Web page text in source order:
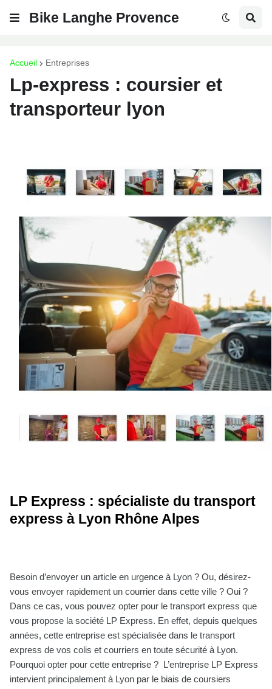
Bike Langhe Provence
Accueil Entreprises
Lp-express : coursier et
transporteur lyon
LP Express : spécialiste du transport
express à Lyon Rhône Alpes
Besoin d’envoyer un article en urgence à Lyon ? Ou, désirez-
vous envoyer rapidement un courrier dans cette ville ? Oui ?
Dans ce cas, vous pouvez opter pour le transport express que
vous propose la société LP Express. En effet, depuis quelques
années, cette entreprise est spécialisée dans le transport
express de vos colis et courriers en toute sécurité à Lyon.
Pourquoi opter pour cette entreprise ? L’entreprise LP Express
intervient principalement à Lyon par le biais de coursiers